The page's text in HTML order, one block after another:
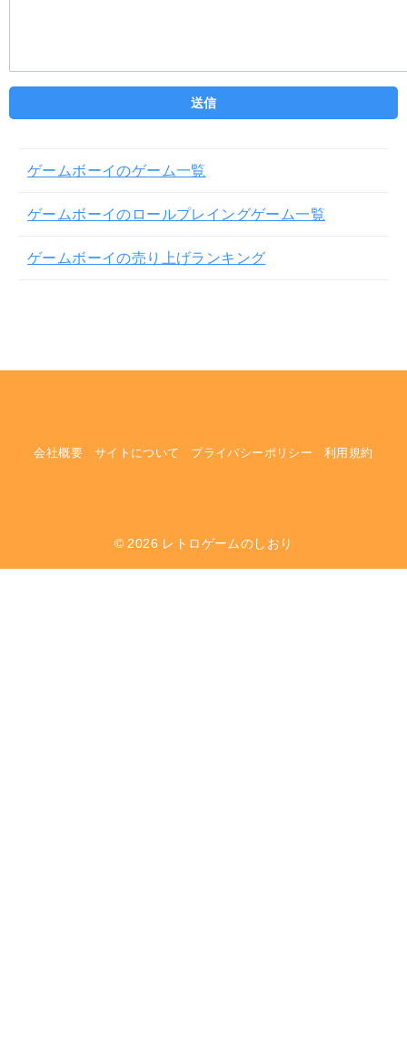
ゲームボーイのゲーム一覧
ゲームボーイのロールプレイングゲーム一覧
ゲームボーイの売り上げランキング
会社概要 サイトについて プライバシーポリシー 利用規約
© 2026 レトロゲームのしおり